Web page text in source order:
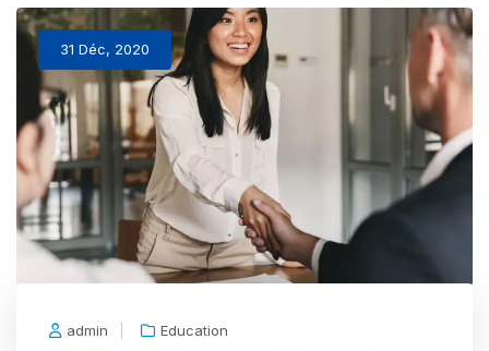
31 Déc, 2020
admin Education